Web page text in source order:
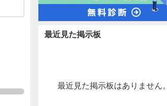
最近見た掲示板
最近見た掲示板はありません。